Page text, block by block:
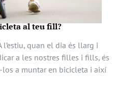
al teu fill?
l’estiu, quan el dia és llarg i
a les nostres filles i fills, és
a muntar en bicicleta i així